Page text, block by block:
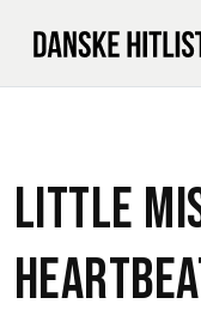
Little